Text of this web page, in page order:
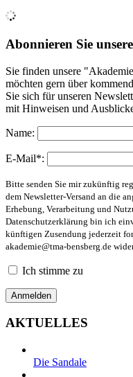
Abonnieren Sie
Sie finden unsere
möchten gern über
Sie sich für unseren
mit Hinweisen und
Name:
E-Mail*:
Bitte senden Sie mir zukünftig
dem Newsletter-Versand an die
Erhebung, Verarbeitung und
Datenschutzerklärung bin ich
künftigen Zusendung jederzeit
akademie@tma-bensberg.de
Ich stimme zu
AKTUELLES
Die Sandale